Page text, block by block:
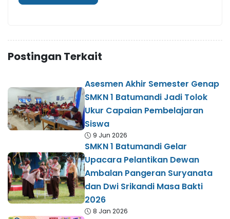
Postingan Terkait
Asesmen Akhir Semester Genap
SMKN 1 Batumandi Jadi Tolok
Ukur Capaian Pembelajaran
Siswa
9 Jun 2026
SMKN 1 Batumandi Gelar
Upacara Pelantikan Dewan
Ambalan Pangeran Suryanata
dan Dwi Srikandi Masa Bakti
2026
8 Jan 2026